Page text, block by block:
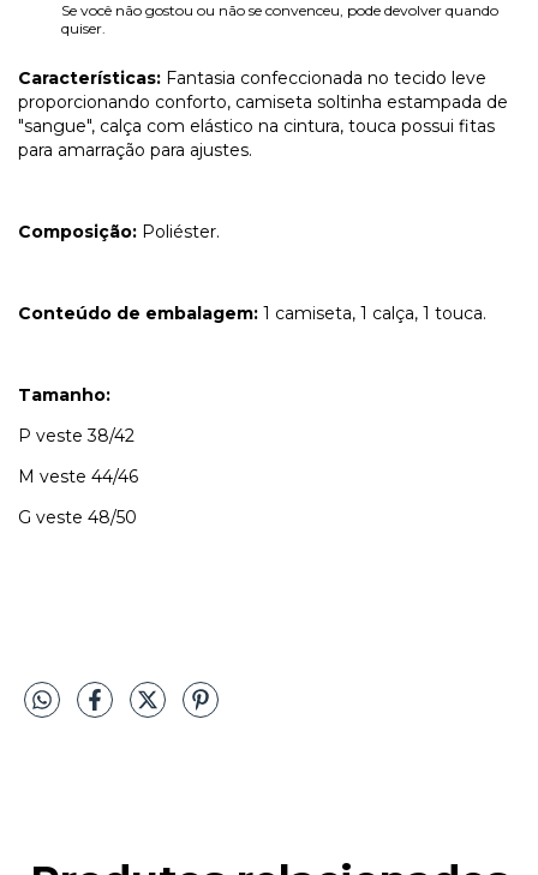
Se você não gostou ou não se convenceu, pode devolver quando
quiser.
Características: Fantasia confeccionada no tecido leve
proporcionando conforto, camiseta soltinha estampada de
"sangue", calça com elástico na cintura, touca possui fitas
para amarração para ajustes.
Composição: Poliéster.
Conteúdo de embalagem: 1 camiseta, 1 calça, 1 touca.
Tamanho:
P veste 38/42
M veste 44/46
G veste 48/50